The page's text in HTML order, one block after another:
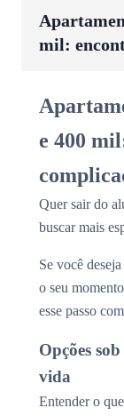
mil:
e 400
Quer sair do
buscar mais
Se você deseja
o seu
esse passo com
Opções
vida
Entender o